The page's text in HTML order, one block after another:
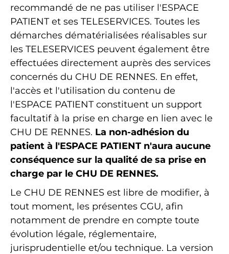
recommandé de ne pas utiliser l'ESPACE
PATIENT et ses TELESERVICES. Toutes les
démarches dématérialisées réalisables sur
les TELESERVICES peuvent également être
effectuées directement auprès des services
concernés du CHU DE RENNES. En effet,
l'accès et l'utilisation du contenu de
l'ESPACE PATIENT constituent un support
facultatif à la prise en charge en lien avec le
CHU DE RENNES. La non-adhésion du
patient à l'ESPACE PATIENT n'aura aucune
conséquence sur la qualité de sa prise en
charge par le CHU DE RENNES.
Le CHU DE RENNES est libre de modifier, à
tout moment, les présentes CGU, afin
notamment de prendre en compte toute
évolution légale, réglementaire,
jurisprudentielle et/ou technique. La version